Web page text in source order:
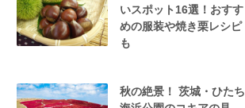
いスポット16選！おすす
めの服装や焼き栗レシピ
も
秋の絶景！ 茨城・ひたち